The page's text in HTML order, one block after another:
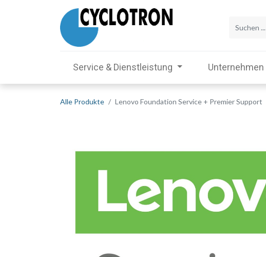
Service & Dienstleistung Unternehmen
Alle Produkte Lenovo Foundation Service + Premier Support